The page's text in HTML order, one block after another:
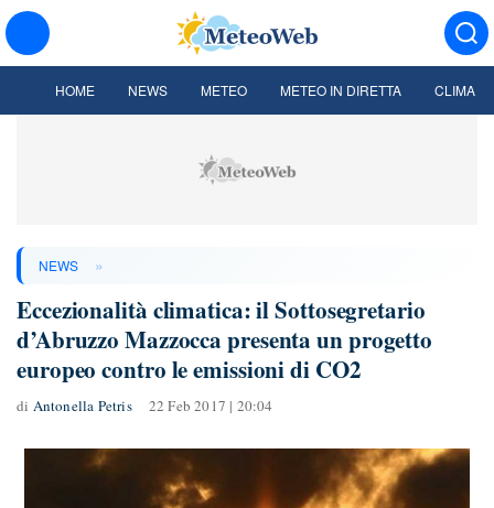
HOME NEWS METEO METEO IN DIRETTA CLIMA
NEWS »
Eccezionalità climatica: il Sottosegretario
d’Abruzzo Mazzocca presenta un progetto
europeo contro le emissioni di CO2
di Antonella Petris 22 Feb 2017 | 20:04